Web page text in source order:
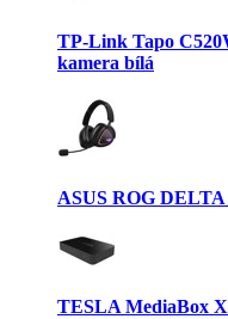
TP-Link Tapo
kamera bílá
ASUS ROG
TESLA MediaBox